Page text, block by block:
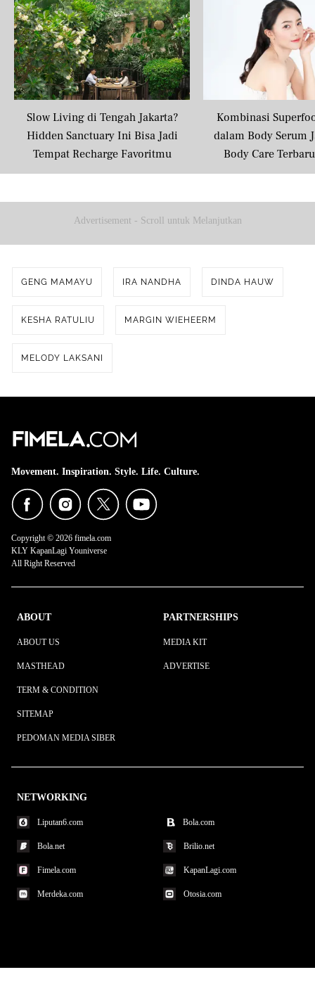
Slow Living di Tengah Jakarta?
Hidden Sanctuary Ini Bisa Jadi
Tempat Recharge Favoritmu
Kombinasi
dalam Body Serum
Body Care
Masyarakat
Advertisement - Scroll untuk Melanjutkan
GENG MAMAYU IRA NANDHA DINDA HAUW
KESHA RATULIU MARGIN WIEHEERM
MELODY LAKSANI
Movement. Inspiration. Style. Life. Culture.
Copyright © 2026 fimela.com
KLY KapanLagi Youniverse
All Right Reserved
ABOUT
ABOUT US
MASTHEAD
TERM & CONDITION
SITEMAP
PEDOMAN MEDIA SIBER
PARTNERSHIPS
MEDIA KIT
ADVERTISE
NETWORKING
Liputan6.com Bola.com
Bola.net Brilio.net
Fimela.com KapanLagi.com
Merdeka.com Otosia.com